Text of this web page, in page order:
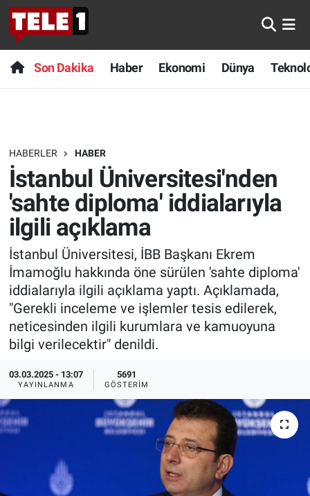
Son Dakika Haber Ekonomi Dünya
HABERLER HABER
İstanbul Üniversitesi'nden
'sahte diploma' iddialarıyla
ilgili açıklama
İstanbul Üniversitesi, İBB Başkanı Ekrem
İmamoğlu hakkında öne sürülen 'sahte diploma'
iddialarıyla ilgili açıklama yaptı. Açıklamada,
"Gerekli inceleme ve işlemler tesis edilerek,
neticesinden ilgili kurumlara ve kamuoyuna
bilgi verilecektir" denildi.
03.03.2025 - 13:07
YAYINLANMA
5691
GÖSTERIM
Anında Manşet
Başka Sohbetler
Bilim turu
Bilim ve Teknoloji Evreni
Doğa Konuşuyor
Dünya
Ege Saati
Ege'den Esintiler
Eğitim
Forum
Son Dakika
Haber
Dünya
Teknoloji
Sağlık
Spor
Yayın Akışı
İletişim
Nöbetçi Eczaneler
Hava Durumu
Trafik Durumu
Süper Lig Puan Durumu ve Fikstür
Tüm Manşetler
Son Dakika Haberleri
Haber Arşivi